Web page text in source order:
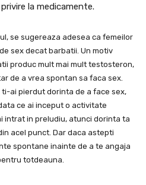
la medicamente.
se sugereaza adesea ca femeilor
sex decat barbatii. Un motiv
produc mult mai mult testosteron,
de a vrea spontan sa faca sex.
ai pierdut dorinta de a face sex,
ce ai inceput o activitate
intrat in preludiu, atunci dorinta ta
acel punct. Dar daca astepti
spontane inainte de a te angaja
totdeauna.